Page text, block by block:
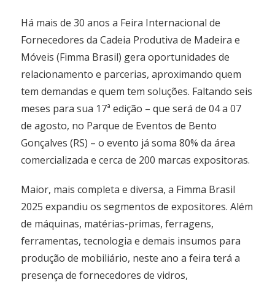
Há mais de 30 anos a Feira Internacional de
Fornecedores da Cadeia Produtiva de Madeira e
Móveis (Fimma Brasil) gera oportunidades de
relacionamento e parcerias, aproximando quem
tem demandas e quem tem soluções. Faltando seis
meses para sua 17ª edição – que será de 04 a 07
de agosto, no Parque de Eventos de Bento
Gonçalves (RS) – o evento já soma 80% da área
comercializada e cerca de 200 marcas expositoras.
Maior, mais completa e diversa, a Fimma Brasil
2025 expandiu os segmentos de expositores. Além
de máquinas, matérias-primas, ferragens,
ferramentas, tecnologia e demais insumos para
produção de mobiliário, neste ano a feira terá a
presença de fornecedores de vidros,